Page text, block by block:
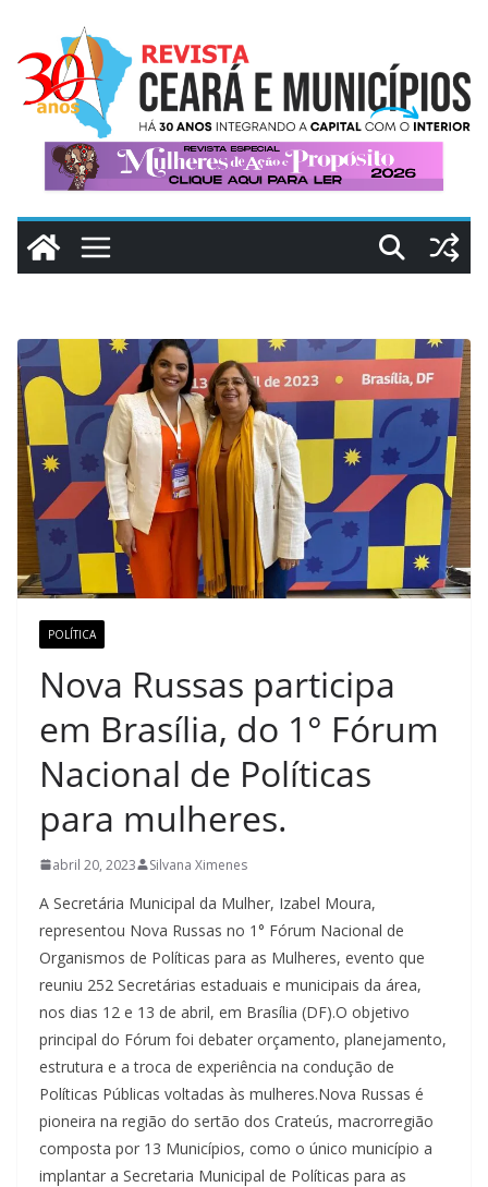
conteúdo
POLÍTICA
Nova Russas participa
em Brasília, do 1° Fórum
Nacional de Políticas
para mulheres.
abril 20, 2023 Silvana Ximenes
A Secretária Municipal da Mulher, Izabel Moura,
representou Nova Russas no 1° Fórum Nacional de
Organismos de Políticas para as Mulheres, evento que
reuniu 252 Secretárias estaduais e municipais da área,
nos dias 12 e 13 de abril, em Brasília (DF).O objetivo
principal do Fórum foi debater orçamento, planejamento,
estrutura e a troca de experiência na condução de
Políticas Públicas voltadas às mulheres.Nova Russas é
pioneira na região do sertão dos Crateús, macrorregião
composta por 13 Municípios, como o único município a
implantar a Secretaria Municipal de Políticas para as